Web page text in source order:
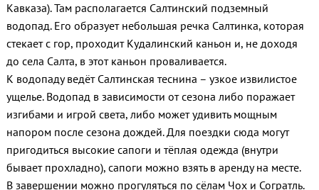
Кавказа). Там располагается Салтинский подземный
водопад. Его образует небольшая речка Салтинка, которая
стекает с гор, проходит Кудалинский каньон и, не доходя
до села Салта, в этот каньон проваливается.
К водопаду ведёт Салтинская теснина – узкое извилистое
ущелье. Водопад в зависимости от сезона либо поражает
изгибами и игрой света, либо может удивить мощным
напором после сезона дождей. Для поездки сюда могут
пригодиться высокие сапоги и тёплая одежда (внутри
бывает прохладно), сапоги можно взять в аренду на месте.
В завершении можно прогуляться по сёлам Чох и Согратль.